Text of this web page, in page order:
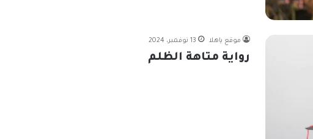
موقع ياهلا 13 نوفمبر، 2024
رواية متاهة الظلم